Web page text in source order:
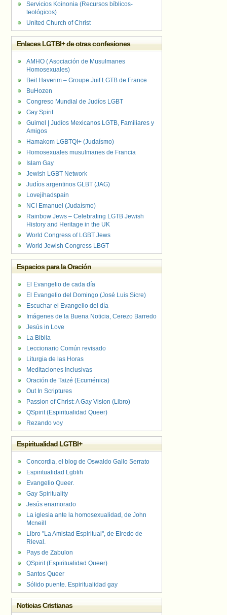
Servicios Koinonia (Recursos bíblicos-
teológicos)
United Church of Christ
Enlaces LGTBI+ de otras confesiones
AMHO ( Asociación de Musulmanes
Homosexuales)
Beit Haverim – Groupe Juif LGTB de France
BuHozen
Congreso Mundial de Judíos LGBT
Gay Spirit
Guimel | Judíos Mexicanos LGTB, Familiares y
Amigos
Hamakom LGBTQI+ (Judaísmo)
Homosexuales musulmanes de Francia
Islam Gay
Jewish LGBT Network
Judíos argentinos GLBT (JAG)
Lovejihadspain
NCI Emanuel (Judaísmo)
Rainbow Jews – Celebrating LGTB Jewish
History and Heritage in the UK
World Congress of LGBT Jews
World Jewish Congress LBGT
Espacios para la Oración
El Evangelio de cada día
El Evangelio del Domingo (José Luis Sicre)
Escuchar el Evangelio del día
Imágenes de la Buena Noticia, Cerezo Barredo
Jesús in Love
La Biblia
Leccionario Común revisado
Liturgia de las Horas
Meditaciones Inclusivas
Oración de Taizé (Ecuménica)
Out In Scriptures
Passion of Christ: A Gay Vision (Libro)
QSpirit (Espiritualidad Queer)
Rezando voy
Espiritualidad LGTBI+
Concordia, el blog de Oswaldo Gallo Serrato
Espiritualidad Lgbtih
Evangelio Queer.
Gay Spirituality
Jesús enamorado
La iglesia ante la homosexualidad, de John
Mcneill
Libro "La Amistad Espiritual", de Elredo de
Rieval.
Pays de Zabulon
QSpirit (Espiritualidad Queer)
Santos Queer
Sólido puente. Espiritualidad gay
Noticias Cristianas